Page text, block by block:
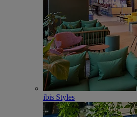
ibis Styles